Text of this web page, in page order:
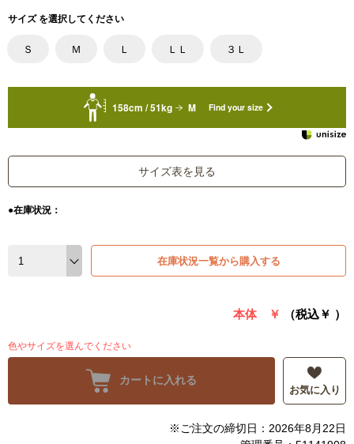
サイズ を選択してください
Ｓ Ｍ Ｌ ＬＬ ３Ｌ
158cm / 51kg M Find your size
サイズ表を見る
●在庫状況：
在庫状況一覧から購入する
本体 ￥ （税込￥ ）
色やサイズを選んでください
カートに入れる
お気に入り
※ご注文の締切日：2026年8月22日